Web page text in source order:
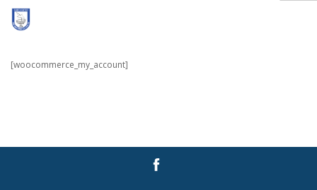
CONTACTOS
[woocommerce_my_account]